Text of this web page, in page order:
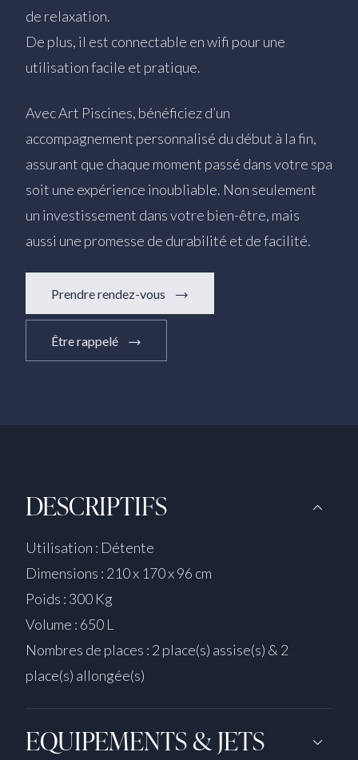
de relaxation.
De plus, il est connectable en wifi pour une
utilisation facile et pratique.
Avec Art Piscines, bénéficiez d’un
accompagnement personnalisé du début à la fin,
assurant que chaque moment passé dans votre spa
soit une expérience inoubliable. Non seulement
un investissement dans votre bien-être, mais
aussi une promesse de durabilité et de facilité.
Prendre rendez-vous
Être rappelé
DESCRIPTIFS
Utilisation : Détente
Dimensions : 210 x 170 x 96 cm
Poids : 300 Kg
Volume : 650 L
Nombres de places : 2 place(s) assise(s) & 2
place(s) allongée(s)
EQUIPEMENTS & JETS